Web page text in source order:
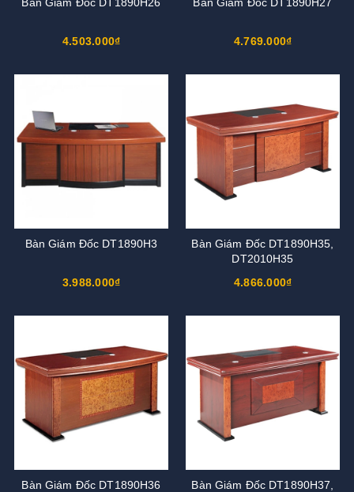
4.503.000₫ 4.769.000₫
Bàn Giám Đốc DT1890H3
3.988.000₫
Bàn Giám Đốc DT1890H35,
DT2010H35
4.866.000₫
Bàn Giám Đốc DT1890H36
Bàn Giám Đốc DT1890H37,